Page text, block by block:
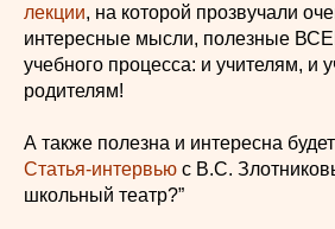
лекции, на которой прозвучали
интересные мысли, полезные
учебного процесса: и учителям, и
родителям!
А также полезна и интересна будет
Статья-интервью с В.С.
школьный театр?”